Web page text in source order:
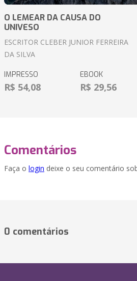
O LEMEAR DA CAUSA DO
UNIVESO
ESCRITOR CLEBER JUNIOR FERREIRA
DA SILVA
IMPRESSO
R$ 54,08
EBOOK
R$ 29,56
Comentários
Faça o login deixe o seu comentário
0 comentários